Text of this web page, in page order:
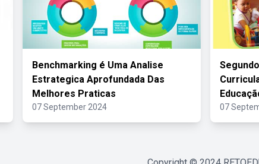
Benchmarking é Uma Analise
Estrategica Aprofundada Das
Melhores Praticas
07 September 2024 07